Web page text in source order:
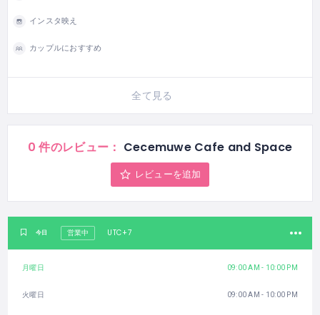
インスタ映え
カップルにおすすめ
全て見る
0 件のレビュー： Cecemuwe Cafe and Space
レビューを追加
今日 営業中 UTC+7
月曜日 09:00 AM - 10:00 PM
火曜日 09:00 AM - 10:00 PM